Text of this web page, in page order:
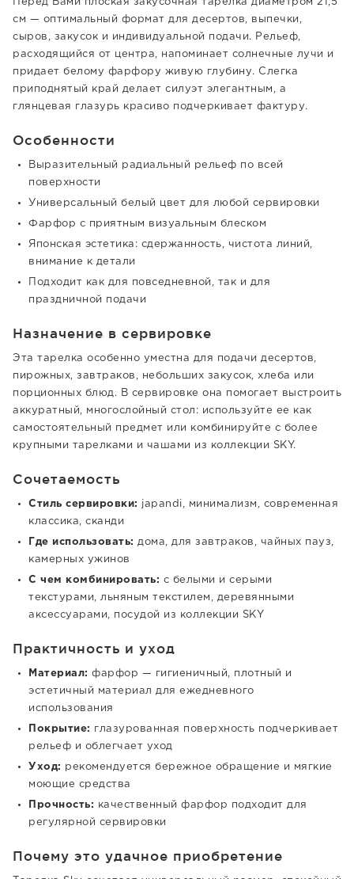
Перед Вами плоская закусочная тарелка диаметром 21,5
см — оптимальный формат для десертов, выпечки,
сыров, закусок и индивидуальной подачи. Рельеф,
расходящийся от центра, напоминает солнечные лучи и
придает белому фарфору живую глубину. Слегка
приподнятый край делает силуэт элегантным, а
глянцевая глазурь красиво подчеркивает фактуру.
Особенности
Выразительный радиальный рельеф по всей
поверхности
Универсальный белый цвет для любой сервировки
Фарфор с приятным визуальным блеском
Японская эстетика: сдержанность, чистота линий,
внимание к детали
Подходит как для повседневной, так и для
праздничной подачи
Назначение в сервировке
Эта тарелка особенно уместна для подачи десертов,
пирожных, завтраков, небольших закусок, хлеба или
порционных блюд. В сервировке она помогает выстроить
аккуратный, многослойный стол: используйте ее как
самостоятельный предмет или комбинируйте с более
крупными тарелками и чашами из коллекции SKY.
Сочетаемость
Стиль сервировки:
japandi, минимализм, современная
классика, сканди
Где использовать:
дома, для завтраков, чайных пауз,
камерных ужинов
С чем комбинировать: с белыми и серыми
текстурами, льняным текстилем, деревянными
аксессуарами, посудой из коллекции SKY
Практичность и уход
Материал: фарфор — гигиеничный, плотный и
эстетичный материал для ежедневного
использования
Покрытие:
глазурованная поверхность подчеркивает
рельеф и облегчает уход
Уход:
рекомендуется бережное обращение и мягкие
моющие средства
Прочность: качественный фарфор подходит для
регулярной сервировки
Почему это удачное приобретение